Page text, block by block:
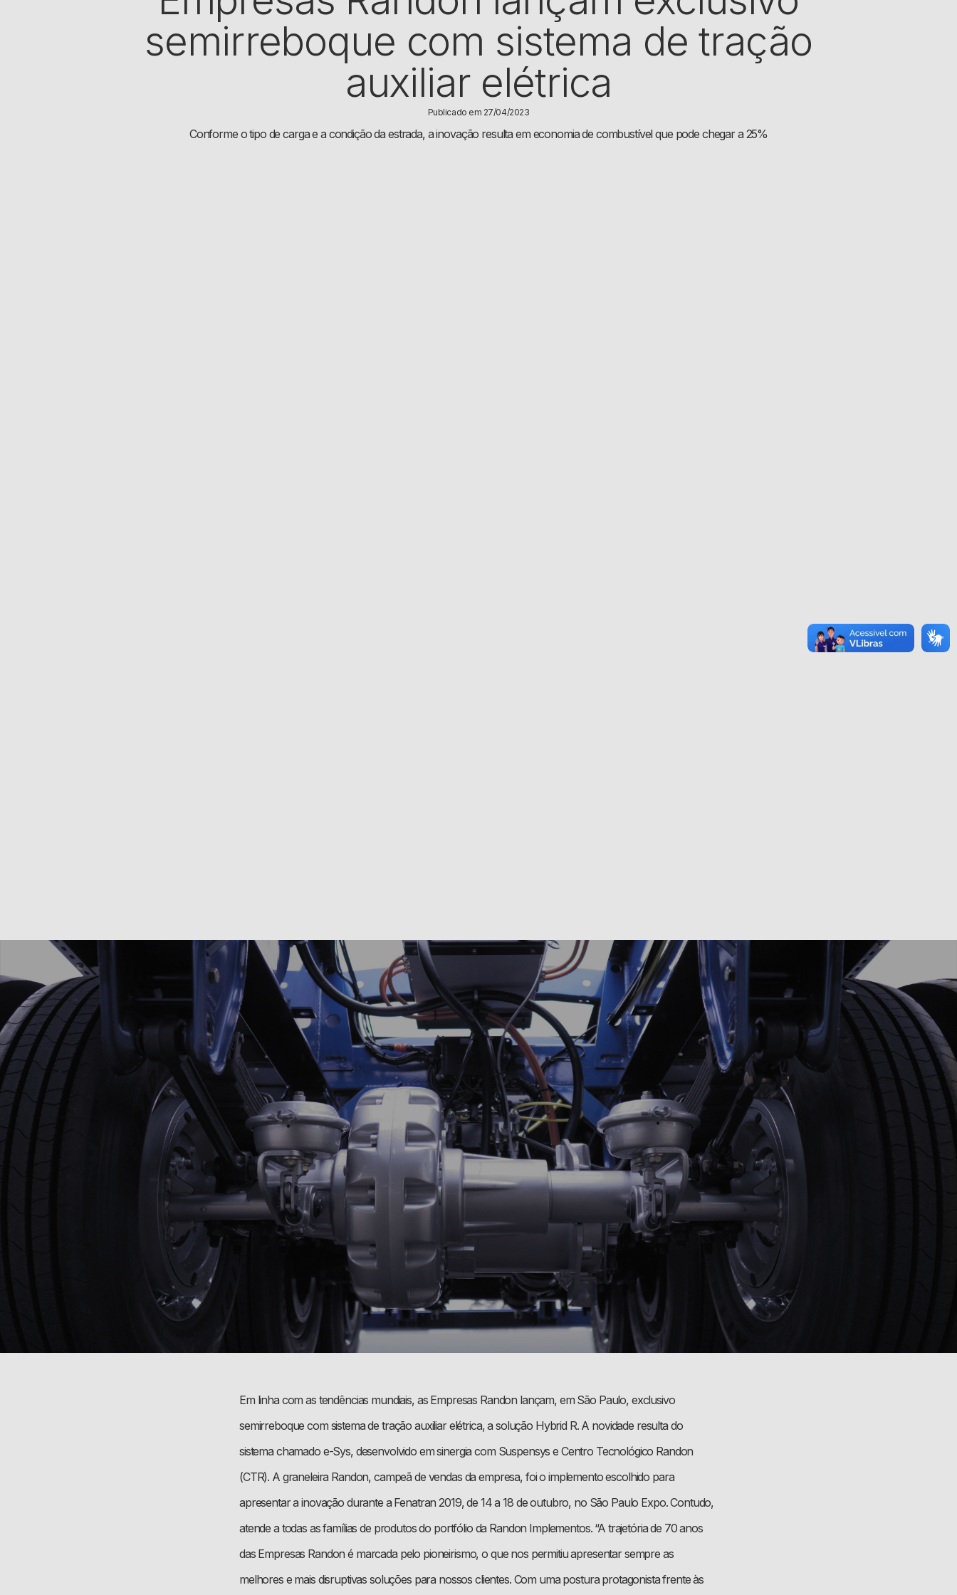
semirreboque com sistema de tração
auxiliar elétrica
Publicado em 27/04/2023
Conforme o tipo de carga e a condição da estrada, a inovação resulta em economia de combustível que pode chegar a 25%
Em linha com as tendências mundiais, as Empresas Randon lançam, em São Paulo, exclusivo
semirreboque com sistema de tração auxiliar elétrica, a solução Hybrid R. A novidade resulta do
sistema chamado e-Sys, desenvolvido em sinergia com Suspensys e Centro Tecnológico Randon
(CTR). A graneleira Randon, campeã de vendas da empresa, foi o implemento escolhido para
apresentar a inovação durante a Fenatran 2019, de 14 a 18 de outubro, no São Paulo Expo. Contudo,
atende a todas as famílias de produtos do portfólio da Randon Implementos. “A trajetória de 70 anos
das Empresas Randon é marcada pelo pioneirismo, o que nos permitiu apresentar sempre as
melhores e mais disruptivas soluções para nossos clientes. Com uma postura protagonista frente às